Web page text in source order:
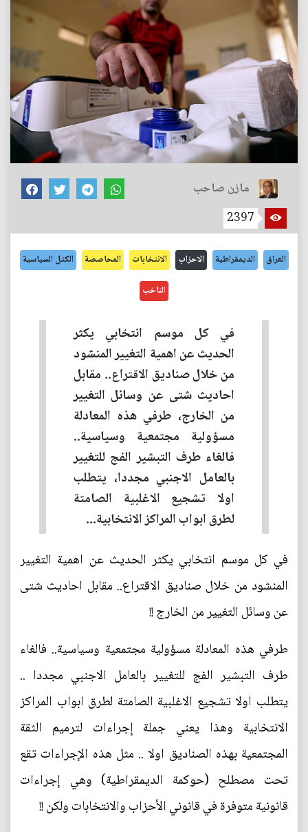
مازن صاحب
2397
العراق الديمقراطية الاحزاب الانتخابات المحاصصة الكتل السياسية
الناخب
في كل موسم انتخابي يكثر
الحديث عن اهمية التغيير المنشود
من خلال صناديق الاقتراع.. مقابل
احاديث شتى عن وسائل التغيير
من الخارج، طرفي هذه المعادلة
مسؤولية مجتمعية وسياسية..
فالغاء طرف التبشير الفج للتغيير
بالعامل الاجنبي مجددا، يتطلب
اولا تشجيع الاغلبية الصامتة
لطرق ابواب المراكز الانتخابية...
في كل موسم انتخابي يكثر الحديث عن اهمية التغيير
المنشود من خلال صناديق الاقتراع.. مقابل احاديث شتى
عن وسائل التغيير من الخارج !!
طرفي هذه المعادلة مسؤولية مجتمعية وسياسية.. فالغاء
طرف التبشير الفج للتغيير بالعامل الاجنبي مجددا ..
يتطلب اولا تشجيع الاغلبية الصامتة لطرق ابواب المراكز
الانتخابية وهذا يعني جملة إجراءات لترميم الثقة
المجتمعية بهذه الصناديق اولا .. مثل هذه الإجراءات تقع
تحت مصطلح (حوكمة الديمقراطية) وهي إجراءات
قانونية متوفرة في قانوني الأحزاب والانتخابات ولكن !!